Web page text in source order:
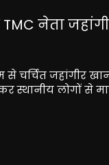
नेता
जहांगीर
लोगों से